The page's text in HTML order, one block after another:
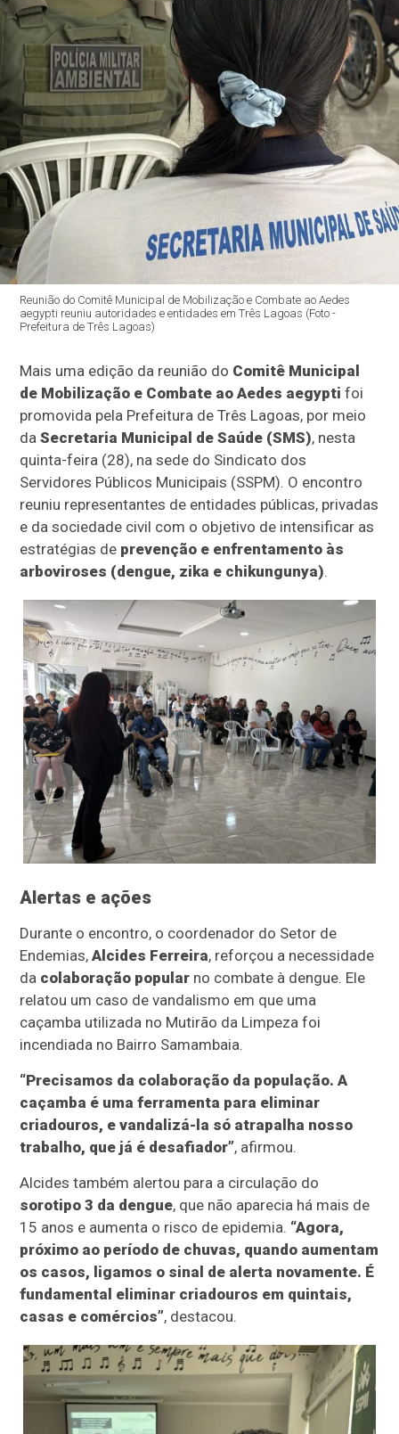
Reunião do Comitê Municipal de Mobilização e Combate ao Aedes
aegypti reuniu autoridades e entidades em Três Lagoas (Foto -
Prefeitura de Três Lagoas)
Mais uma edição da reunião do Comitê Municipal
de Mobilização e Combate ao Aedes aegypti foi
promovida pela Prefeitura de Três Lagoas, por meio
daSecretaria Municipal de Saúde (SMS), nesta
quinta-feira (28), na sede do Sindicato dos
Servidores Públicos Municipais (SSPM). O encontro
reuniu representantes de entidades públicas, privadas
e da sociedade civil com o objetivo de intensificar as
estratégias de prevenção e enfrentamento às
arboviroses (dengue, zika e chikungunya).
Alertas e ações
Durante o encontro, o coordenador do Setor de
Endemias,Alcides Ferreira, reforçou a necessidade
da colaboração popular no combate à dengue. Ele
relatou um caso de vandalismo em que uma
caçamba utilizada no Mutirão da Limpeza foi
incendiada no Bairro Samambaia.
“Precisamos da colaboração da população. A
caçamba é uma ferramenta para eliminar
criadouros, e vandalizá-la só atrapalha nosso
trabalho, que já é desafiador”, afirmou.
Alcides também alertou para a circulação do
sorotipo 3 da dengue, que não aparecia há mais de
15 anos e aumenta o risco de epidemia. “Agora,
próximo ao período de chuvas, quando aumentam
os casos, ligamos o sinal de alerta novamente. É
fundamental eliminar criadouros em quintais,
casas e comércios”, destacou.